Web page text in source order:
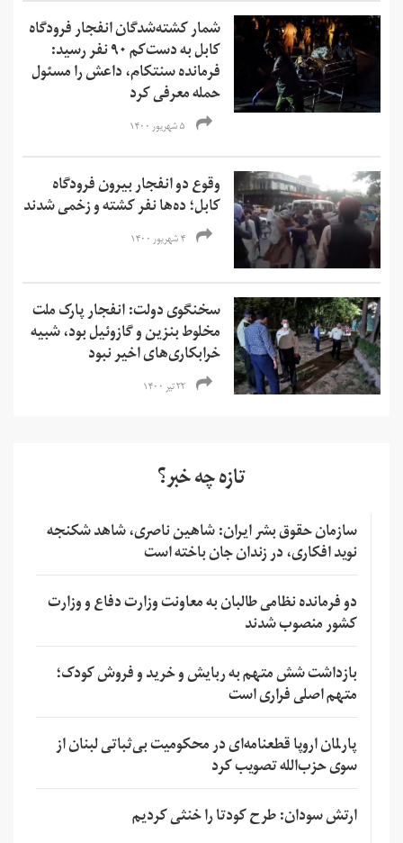
شمار کشته‌شدگان انفجار فرودگاه
کابل به دست‌کم ۹۰ نفر رسید:
فرمانده سنتکام، داعش را مسئول
حمله معرفی کرد
۵ شهریور ۱۴۰۰
وقوع دو انفجار بیرون فرودگاه
کابل؛ ده‌ها نفر کشته و زخمی‌ شدند
۴ شهریور ۱۴۰۰
سخنگوی دولت: انفجار پارک ملت
مخلوط بنزین و گازوئیل بود، شبیه
خرابکاری‌های اخیر نبود
۲۲ تیر ۱۴۰۰
تازه چه خبر؟
سازمان حقوق بشر ایران: شاهین ناصری، شاهد شکنجه
نوید افکاری، در زندان جان باخته است
دو فرمانده نظامی طالبان به معاونت وزارت دفاع و وزارت
کشور منصوب شدند
بازداشت شش متهم به ربایش و خرید و فروش کودک؛
متهم اصلی فراری است
پارلمان اروپا قطعنامه‌ای در محکومیت بی‌ثباتی لبنان از
سوی حزب‌الله تصویب کرد
ارتش سودان: طرح کودتا را خنثی کردیم